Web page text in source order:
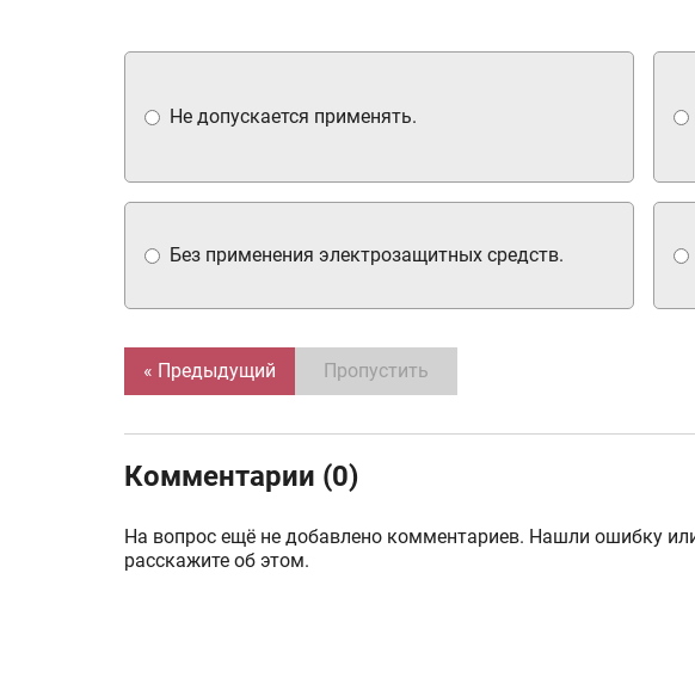
Без применения электрозащитных средств.
Не допускается применять.
« Предыдущий Пропустить
Комментарии (0)
На вопрос ещё не добавлено комментариев. Нашли ошибку
расскажите об этом.